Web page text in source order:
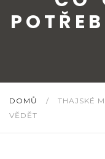
DOMŮ /
THAJSKÉ
VĚDĚT